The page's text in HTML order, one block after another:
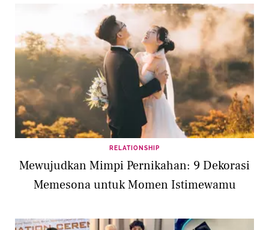
RELATIONSHIP
Mewujudkan Mimpi Pernikahan: 9 Dekorasi
Memesona untuk Momen Istimewamu